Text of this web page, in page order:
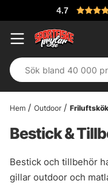
4.7
Hem Outdoor
Bestick &
Bestick och tillbehör
gillar outdoor och